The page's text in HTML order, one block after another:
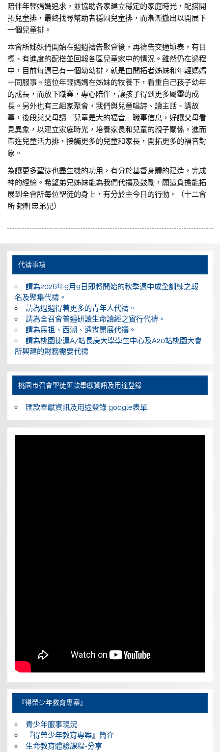
陪伴年輕媽媽追求，並協助各家建立穩定的家庭時光，配搭開
拓兒童排，最終找尋幫助者穩固兒童排，而漸漸撤出以開展下
一個兒童排。
本會所姊妹們開始在週週禱告聚會後，再禱告交通填表，有目
標、有進度的配搭並回報各區兒童家中的情況。雖然仍在過程
中，目前每週已有一個幼幼排，就是由開拓者姊妹和年輕媽媽
一同服事。這位年輕媽媽在姊妹的牧養下，看重自己孩子幼年
的成長，而放下職業，專心陪伴，讓孩子得到更多屬靈的成
長。另外也有三組家聚會，我們與兒童唱詩、讀主話、講故
事，後段與父母讀『兒童是大的福音』職事信息，好讓父母看
見異象，以建立家庭時光，培養家長和兒童的親子關係，進而
帶進兒童活力排，接觸更多的兒童和家長，開拓更多的福音對
象。
為讓更多聖徒也盡生機的功用，有分於基督身體的建造，完成
神的經綸。希望弟兄姊妹能為我們代禱及鼓勵，願這負擔能拓
展到全會所每位聖徒的身上，有分於主今日的行動。（十二會
所 賴軒忠弟兄）
代禱事項
請為2026年9月9日即將開始的秋季週中成全訓練之報
名及聚集代禱。
請為週週得着更多的青年人代禱。
請為全召會普遍研讀生命讀經之實行代禱。
請為馬祖、西湖、通霄開展代禱。
請為桃園捷運A7站長庚大學學生中心及A20站桃園大會
所興建的財務需要代禱
桃園巿召會聖徒匯款奉獻資訊及用途登錄
匯款奉獻資訊及用途登錄 google表單
『得榮少年教育專案』
青少年服事現況
『得榮少年教育專案』簡介
生命教育體驗課程-分享